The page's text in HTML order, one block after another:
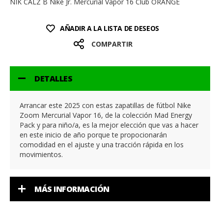
AÑADIR A LA LISTA DE DESEOS
COMPARTIR
DETALLES
Arrancar este 2025 con estas zapatillas de fútbol Nike
Zoom Mercurial Vapor 16, de la colección Mad Energy
Pack y para niño/a, es la mejor elección que vas a hacer
en este inicio de año porque te propocionarán
comodidad en el ajuste y una tracción rápida en los
movimientos.
MÁS INFORMACIÓN